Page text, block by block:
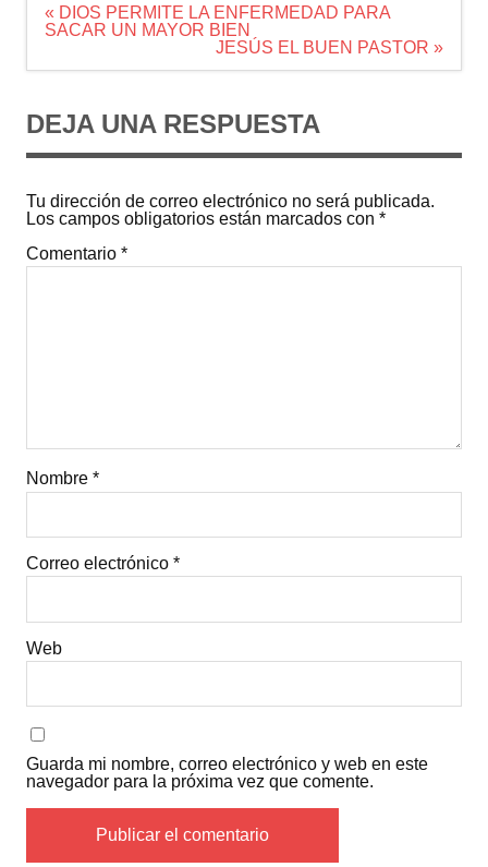
Navegación
de
« DIOS PERMITE LA ENFERMEDAD PARA
SACAR UN MAYOR BIEN
JESÚS EL BUEN PASTOR »
DEJA UNA RESPUESTA
Tu dirección de correo electrónico no será publicada.
Los campos obligatorios están marcados con *
Comentario *
Nombre *
Correo electrónico *
Web
Guarda mi nombre, correo electrónico y web en este
navegador para la próxima vez que comente.